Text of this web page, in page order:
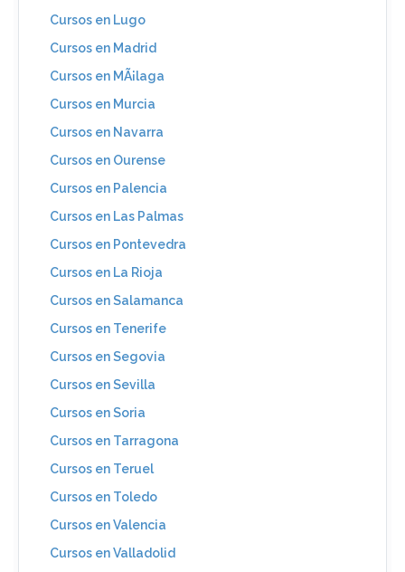
Cursos en Lugo
Cursos en Madrid
Cursos en MÃ¡laga
Cursos en Murcia
Cursos en Navarra
Cursos en Ourense
Cursos en Palencia
Cursos en Las Palmas
Cursos en Pontevedra
Cursos en La Rioja
Cursos en Salamanca
Cursos en Tenerife
Cursos en Segovia
Cursos en Sevilla
Cursos en Soria
Cursos en Tarragona
Cursos en Teruel
Cursos en Toledo
Cursos en Valencia
Cursos en Valladolid